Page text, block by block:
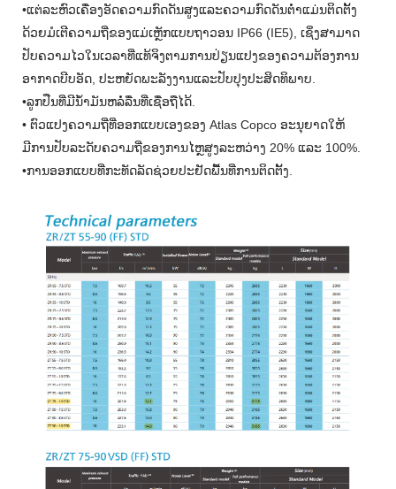
•ແຕ່ລະຫົວເຄື່ອງອັດຄວາມກົດດັນສູງແລະຄວາມກົດດັນຕ່ໍາແມ່ນຕິດຕັ້ງ
ດ້ວຍມໍເຕີຄວາມຖີ່ຂອງແມ່ເຫຼັກແບບຖາວອນ IP66 (IE5), ເຊິ່ງສາມາດ
ປັບຄວາມໄວໃນເວລາທີ່ແທ້ຈິງຕາມການປ່ຽນແປງຂອງຄວາມຕ້ອງການ
ອາກາດບີບອັດ, ປະຫຍັດພະລັງງານແລະປັບປຸງປະສິດທິພາບ.
•ລູກປືນທີ່ມີນ້ໍາມັນຫລໍ່ລື່ນທີ່ເຊື່ອຖືໄດ້.
• ຕົວແປງຄວາມຖີ່ທີ່ອອກແບບເອງຂອງ Atlas Copco ອະນຸຍາດໃຫ້
ມີການປັບລະດັບຄວາມຖີ່ຂອງການໄຫຼສູງລະຫວ່າງ 20% ແລະ 100%.
•ການອອກແບບທີ່ກະທັດລັດຊ່ວຍປະຢັດພື້ນທີ່ການຕິດຕັ້ງ.